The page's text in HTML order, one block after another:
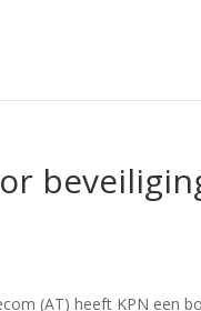
(AT) heeft KPN een